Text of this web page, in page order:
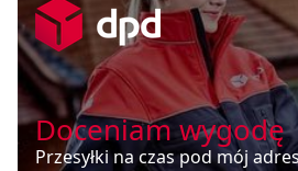
Doceniam wygodę
Przesyłki na czas pod mój